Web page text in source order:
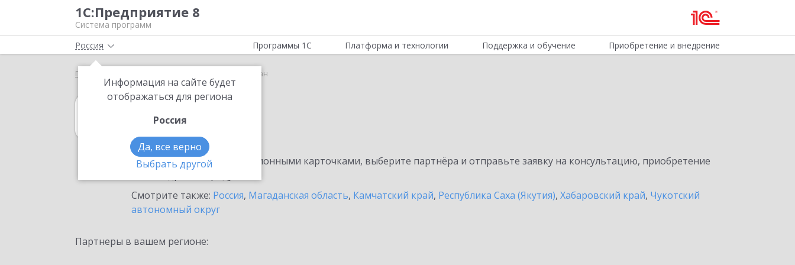
1С:Предприятие 8
Система программ
Россия
Информация на сайте будет
отображаться для региона
Россия
Да, все верно
Выбрать другой
Программы 1С Платформа и технологии Поддержка и обучение Приобретение и внедрение
Главная Магадан
1С:Гаражи
в Магадане
Ознакомьтесь с информационными карточками, выберите партнёра и отправьте заявку на консультацию, приобретение
Смотрите также: Россия, Магаданская область, Камчатский край, Республика Саха (Якутия), Хабаровский край, Чукотский
автономный округ
Партнеры в вашем регионе: